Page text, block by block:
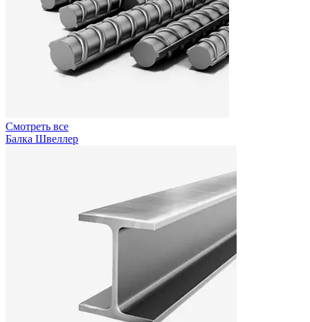
Смотреть все
Балка Швеллер